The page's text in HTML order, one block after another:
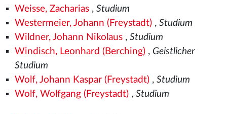
Weisse, Zacharias, Studium
Westermeier, Johann (Freystadt), Studium
Wildner, Johann Nikolaus, Studium
Windisch, Leonhard (Berching), Geistlicher
Studium
Wolf, Johann Kaspar (Freystadt), Studium
Wolf, Wolfgang (Freystadt), Studium